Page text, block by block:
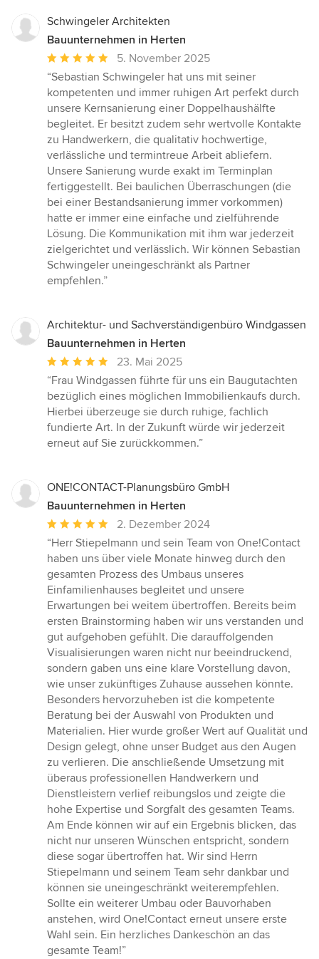
Schwingeler Architekten
Bauunternehmen in Herten
Durchschnittliche
Bewertung:
5
von
5
Sternen
5. November 2025
“Sebastian Schwingeler hat uns mit seiner
kompetenten und immer ruhigen Art perfekt durch
unsere Kernsanierung einer Doppelhaushälfte
begleitet. Er besitzt zudem sehr wertvolle Kontakte
zu Handwerkern, die qualitativ hochwertige,
verlässliche und termintreue Arbeit abliefern.
Unsere Sanierung wurde exakt im Terminplan
fertiggestellt. Bei baulichen Überraschungen (die
bei einer Bestandsanierung immer vorkommen)
hatte er immer eine einfache und zielführende
Lösung. Die Kommunikation mit ihm war jederzeit
zielgerichtet und verlässlich. Wir können Sebastian
Schwingeler uneingeschränkt als Partner
empfehlen.”
Architektur- und Sachverständigenbüro Windgassen
Bauunternehmen in Herten
Durchschnittliche
Bewertung:
5
von
5
Sternen
23. Mai 2025
“Frau Windgassen führte für uns ein Baugutachten
bezüglich eines möglichen Immobilienkaufs durch.
Hierbei überzeuge sie durch ruhige, fachlich
fundierte Art. In der Zukunft würde wir jederzeit
erneut auf Sie zurückkommen.”
ONE!CONTACT-Planungsbüro GmbH
Bauunternehmen in Herten
Durchschnittliche
Bewertung:
5
von
5
Sternen
2. Dezember 2024
“Herr Stiepelmann und sein Team von One!Contact
haben uns über viele Monate hinweg durch den
gesamten Prozess des Umbaus unseres
Einfamilienhauses begleitet und unsere
Erwartungen bei weitem übertroffen. Bereits beim
ersten Brainstorming haben wir uns verstanden und
gut aufgehoben gefühlt. Die darauffolgenden
Visualisierungen waren nicht nur beeindruckend,
sondern gaben uns eine klare Vorstellung davon,
wie unser zukünftiges Zuhause aussehen könnte.
Besonders hervorzuheben ist die kompetente
Beratung bei der Auswahl von Produkten und
Materialien. Hier wurde großer Wert auf Qualität und
Design gelegt, ohne unser Budget aus den Augen
zu verlieren. Die anschließende Umsetzung mit
überaus professionellen Handwerkern und
Dienstleistern verlief reibungslos und zeigte die
hohe Expertise und Sorgfalt des gesamten Teams.
Am Ende können wir auf ein Ergebnis blicken, das
nicht nur unseren Wünschen entspricht, sondern
diese sogar übertroffen hat. Wir sind Herrn
Stiepelmann und seinem Team sehr dankbar und
können sie uneingeschränkt weiterempfehlen.
Sollte ein weiterer Umbau oder Bauvorhaben
anstehen, wird One!Contact erneut unsere erste
Wahl sein. Ein herzliches Dankeschön an das
gesamte Team!”